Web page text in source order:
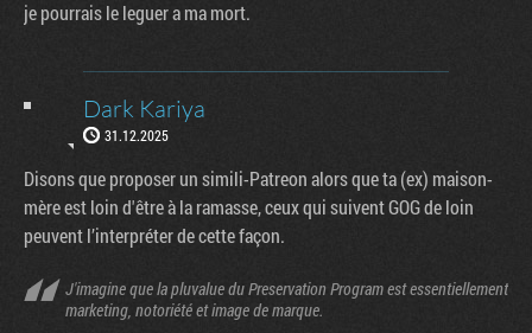
je pourrais le leguer a ma mort.
Dark Kariya
31.12.2025
Disons que proposer un simili-Patreon alors que ta (ex) maison-
mère est loin d'être à la ramasse, ceux qui suivent GOG de loin
peuvent l’interpréter de cette façon.
J'imagine que la pluvalue du Preservation Program est essentiellement
marketing, notoriété et image de marque.